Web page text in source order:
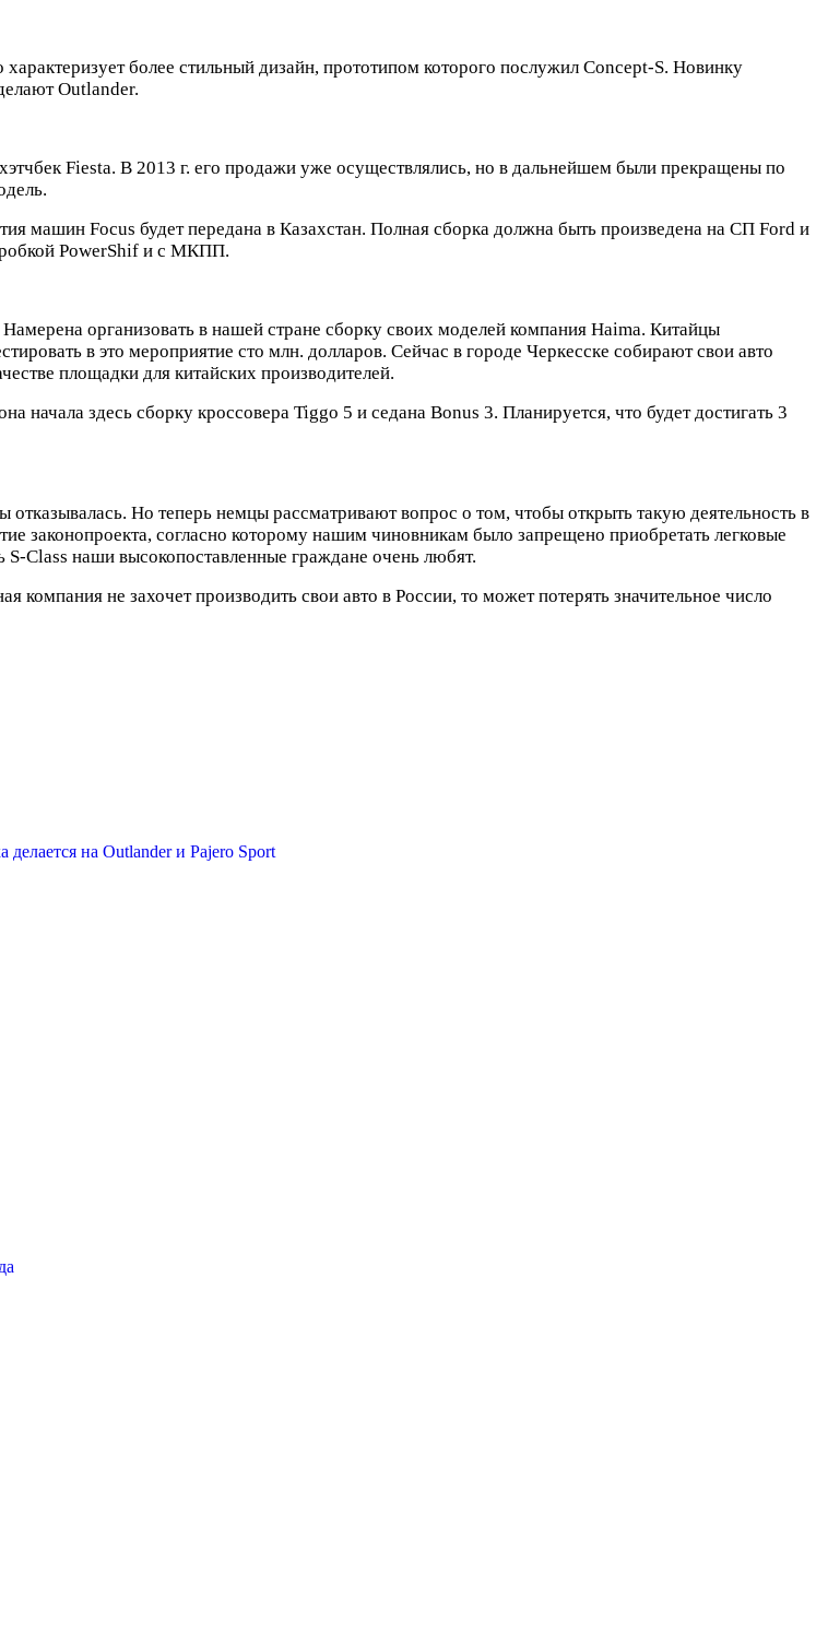
более стильный дизайн, прототипом которого послужил Concept-S. Новинку
Outlander.
Fiesta. В 2013 г. его продажи уже осуществлялись, но в дальнейшем были прекращены по
машин Focus будет передана в Казахстан. Полная сборка должна быть произведена на СП Ford и
PowerShif и с МКПП.
организовать в нашей стране сборку своих моделей компания Haima. Китайцы
в это мероприятие сто млн. долларов. Сейчас в городе Черкесске собирают свои авто
площадки для китайских производителей.
начала здесь сборку кроссовера Tiggo 5 и седана Bonus 3. Планируется, что будет достигать 3
Но теперь немцы рассматривают вопрос о том, чтобы открыть такую деятельность в
законопроекта, согласно которому нашим чиновникам было запрещено приобретать легковые
Class наши высокопоставленные граждане очень любят.
не захочет производить свои авто в России, то может потерять значительное число
на Outlander и Pajero Sport